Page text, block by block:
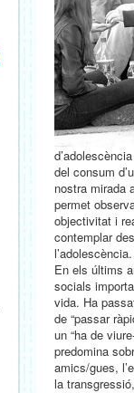
del consum
nostra mirada
permet
objectivitat i
contemplar
l’adolescència.
En els últims
socials
vida. Ha
de “passar
un “ha de
predomina
amics/gues,
la